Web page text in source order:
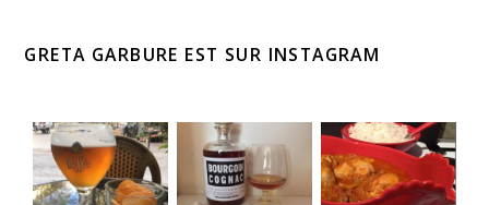
GRETA GARBURE EST SUR INSTAGRAM